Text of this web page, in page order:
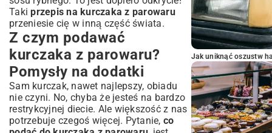
Takiprzepis na kurczaka z parowaru
przeniesie cię w inną część świata.
Z czym podawać
kurczaka z parowaru?
Pomysły na dodatki
Sam kurczak, nawet najlepszy, obiadu
nie czyni. No, chyba że jesteś na bardzo
restrykcyjnej diecie. Ale większość z nas
potrzebuje czegoś więcej. Pytanie, co
Jak uniknąć oszustw